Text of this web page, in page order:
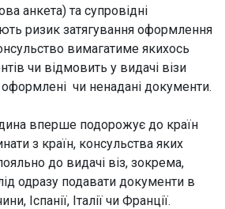
анкета) та супровідні
ризик затягування оформлення
вимагатиме якихось
чи відмовить у видачі візи
чи ненадані документи.
вперше подорожує до країн
з країн, консульства яких
до видачі віз, зокрема,
одразу подавати документи в
Іспанії, Італії чи Франції.